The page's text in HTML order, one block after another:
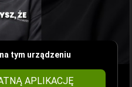
tym urządzeniu
APLIKACJĘ